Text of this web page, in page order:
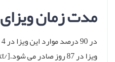
مدت زمان ویزای ۸۷۰ استرالیا